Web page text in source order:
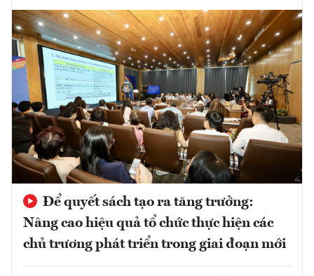
Để quyết sách tạo ra tăng trưởng:
Nâng cao hiệu quả tổ chức thực hiện các
chủ trương phát triển trong giai đoạn mới